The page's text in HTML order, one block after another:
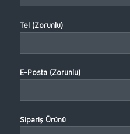
Tel (Zorunlu)
E-Posta (Zorunlu)
Sipariş Ürünü